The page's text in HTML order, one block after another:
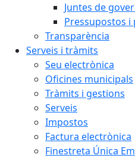
Juntes de
Pressupostos i
Transparència
Serveis i tràmits
Seu electrònica
Oficines municipals
Tràmits i gestions
Serveis
Impostos
Factura electrònica
Finestreta Única